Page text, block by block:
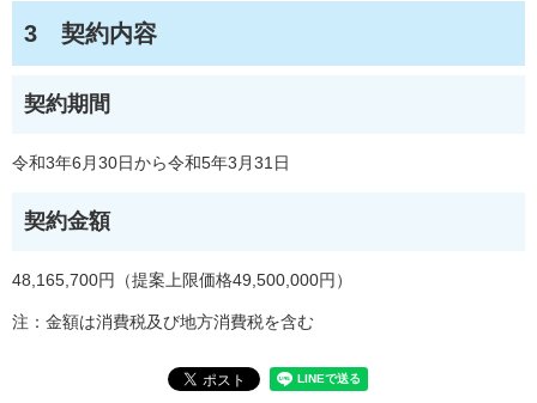
3 契約内容
契約期間
令和3年6月30日から令和5年3月31日
契約金額
48,165,700円（提案上限価格49,500,000円）
注：金額は消費税及び地方消費税を含む